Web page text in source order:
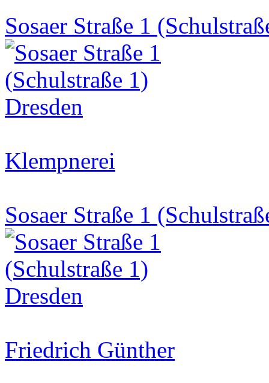
Sosaer Straße 1
Klempnerei
Sosaer Straße 1
Friedrich Günther